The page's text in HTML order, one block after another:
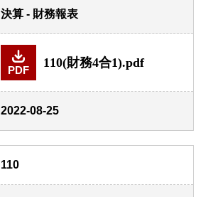
決算 - 財務報表
PDF
110(財務4合1).pdf
2022-08-25
110